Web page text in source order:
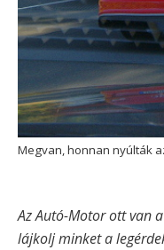
Megvan, honnan nyúlták
Az Autó-Motor ott van
lájkolj minket a